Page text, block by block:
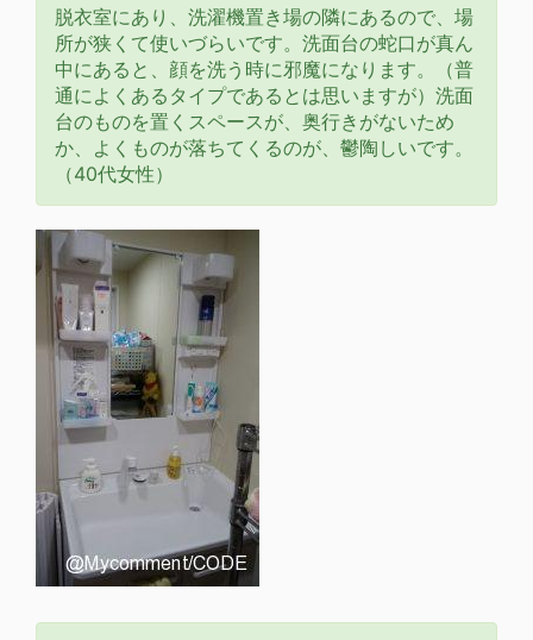
脱衣室にあり、洗濯機置き場の隣にあるので、場
所が狭くて使いづらいです。洗面台の蛇口が真ん
中にあると、顔を洗う時に邪魔になります。（普
通によくあるタイプであるとは思いますが）洗面
台のものを置くスペースが、奥行きがないため
か、よくものが落ちてくるのが、鬱陶しいです。
（40代女性）